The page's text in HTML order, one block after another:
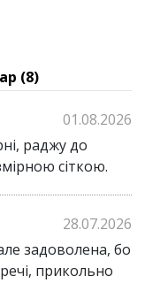
втомі
задник
та надійну
та не натирає
додає стійкості
ноги
сандалів:
(8)
01.08.2026
раджу до
сіткою.
28.07.2026
задоволена, бо
прикольно